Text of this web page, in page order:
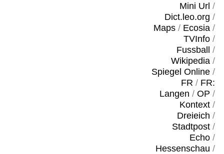
Mini Url /
Dict.leo.org /
Maps/ Ecosia/
TVInfo/
Fussball
/
Wikipedia/
Spiegel Online/
FR / FR:
Langen / OP /
Kontext/
Dreieich /
Stadtpost/
Echo/
Hessenschau /